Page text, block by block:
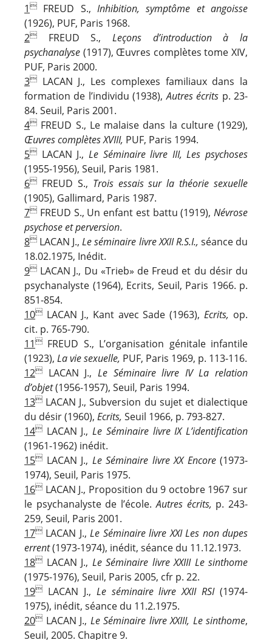
1 FREUD S.,Inhibition, symptôme et angoisse
(1926), PUF, Paris 1968.
2 FREUD S.,Leçons d’introduction à la
psychanalyse (1917), Œuvres complètes tome XIV,
PUF, Paris 2000.
3 LACAN J., Les complexes familiaux dans la
formation de l’individu (1938),Autres écrits p. 23-
84. Seuil, Paris 2001.
4 FREUD S., Le malaise dans la culture (1929),
Œuvres complètes XVIII, PUF, Paris 1994.
5 LACAN J., Le Séminaire livre III, Les psychoses
(1955-1956), Seuil, Paris 1981.
6 FREUD S., Trois essais sur la théorie sexuelle
(1905), Gallimard, Paris 1987.
7 FREUD S., Un enfant est battu (1919), Névrose
psychose et perversion.
8 LACAN J.,Le séminaire livre XXII R.S.I., séance du
18.02.1975, Inédit.
9 LACAN J., Du «Trieb» de Freud et du désir du
psychanalyste (1964), Ecrits, Seuil, Paris 1966. p.
851-854.
10 LACAN J., Kant avec Sade (1963),Ecrits, op.
cit. p. 765-790.
11 FREUD S., L’organisation génitale infantile
(1923), La vie sexuelle, PUF, Paris 1969, p. 113-116.
12 LACAN J., Le Séminaire livre IV La relation
d’objet(1956-1957), Seuil, Paris 1994.
13 LACAN J., Subversion du sujet et dialectique
du désir (1960), Ecrits, Seuil 1966, p. 793-827.
14 LACAN J.,Le Séminaire livre IX L’identification
(1961-1962) inédit.
15 LACAN J., Le Séminaire livre XX Encore (1973-
1974), Seuil, Paris 1975.
16 LACAN J., Proposition du 9 octobre 1967 sur
le psychanalyste de l’école.Autres écrits, p. 243-
259, Seuil, Paris 2001.
17 LACAN J.,Le Séminaire livre XXI Les non dupes
errent(1973-1974), inédit, séance du 11.12.1973.
18 LACAN J., Le Séminaire livre XXIII Le sinthome
(1975-1976), Seuil, Paris 2005, cfr p. 22.
19 LACAN J., Le séminaire livre XXII RSI (1974-
1975), inédit, séance du 11.2.1975.
20 LACAN J., Le Séminaire livre XXIII, Le sinthome,
Seuil, 2005. Chapitre 9.